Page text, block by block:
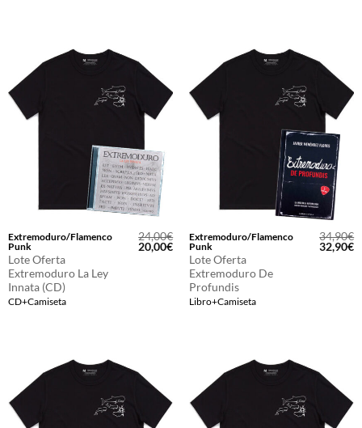
Extremoduro/Flamenco
Punk
Lote Oferta
Extremoduro La Ley
Innata (CD)
CD+Camiseta
24,00€
El
precio
20,00€El
precio
actual
20,00€.
Extremoduro/Flamenco
Punk
Lote Oferta
Extremoduro De
Profundis
Libro+Camiseta
34,90€
El
precio
32,90€